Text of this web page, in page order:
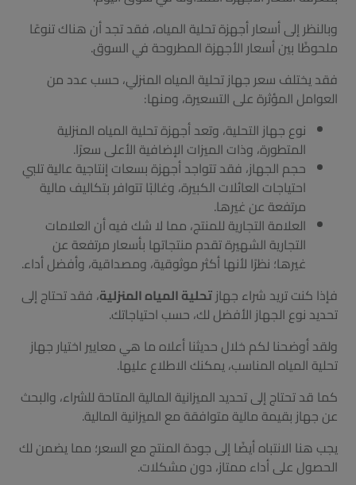
وبالنظر إلى أسعار أجهزة تحلية المياه، فقد تجد أن هناك تنوعًا
ملحوظًا بين أسعار الأجهزة المطروحة في السوق.
فقد يختلف سعر جهاز تحلية المياه المنزلي، حسب عدد من
العوامل المؤثرة على التسعيرة، ومنها:
نوع جهاز التحلية، وتعد أجهزة تحلية المياه المنزلية
المتطورة، وذات الميزات الإضافية الأعلى سعرًا.
حجم الجهاز، فقد تتواجد أجهزة بسعات إنتاجية عالية تلبي
احتياجات العائلات الكبيرة، وغالبًا تتوافر بتكاليف مالية
مرتفعة عن غيرها.
العلامة التجارية للمنتج، مما لا شك فيه أن العلامات
التجارية الشهيرة تقدم منتجاتها بأسعار مرتفعة عن
غيرها؛ نظرًا لأنها أكثر موثوقية، ومصداقية، وأفضل أداء.
فإذا كنت تريد شراء جهازتحلية المياه المنزلية، فقد تحتاج إلى
تحديد نوع الجهاز الأفضل لك، حسب احتياجاتك.
ولقد أوضحنا لكم خلال حديثنا أعلاه ما هي معايير اختيار جهاز
تحلية المياه المناسب، يمكنك الاطلاع عليها.
كما قد تحتاج إلى تحديد الميزانية المالية المتاحة للشراء، والبحث
عن جهاز بقيمة مالية متوافقة مع الميزانية المالية.
يجب هنا الانتباه أيضًا إلى جودة المنتج مع السعر؛ مما يضمن لك
الحصول على أداء ممتاز، دون مشكلات.